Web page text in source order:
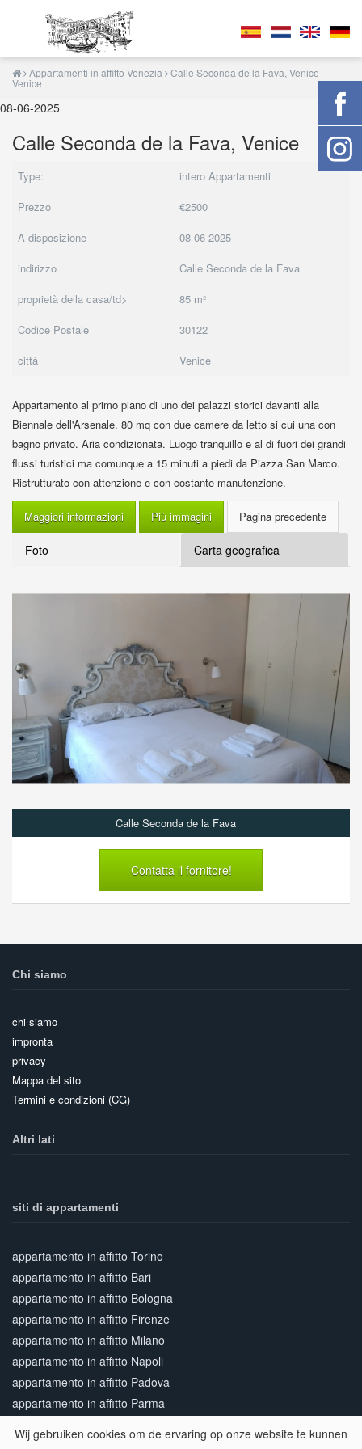
Wij gebruiken cookies om de ervaring op onze website te kunnen
Appartamenti in affitto Venezia Calle Seconda de la Fava, Venice
Venice
08-06-2025
Calle Seconda de la Fava, Venice
Type:
intero Appartamenti
Prezzo
€2500
A disposizione
08-06-2025
indirizzo
Calle Seconda de la Fava
proprietà della casa/td>
85 m²
Codice Postale
30122
città
Venice
Appartamento al primo piano di uno dei palazzi storici davanti alla
Biennale dell'Arsenale. 80 mq con due camere da letto si cui una con
bagno privato. Aria condizionata. Luogo tranquillo e al di fuori dei grandi
flussi turistici ma comunque a 15 minuti a piedi da Piazza San Marco.
Ristrutturato con attenzione e con costante manutenzione.
Maggiori informazioni Più immagini
Foto Carta geografica
Calle Seconda de la Fava
Contatta il fornitore!
Chi siamo
chi siamo
impronta
privacy
Mappa del sito
Termini e condizioni (CG)
Altri lati
siti di appartamenti
appartamento in affitto Torino
appartamento in affitto Bari
appartamento in affitto Bologna
appartamento in affitto Firenze
appartamento in affitto Milano
appartamento in affitto Napoli
appartamento in affitto Padova
appartamento in affitto Parma
appartamento in affitto Roma